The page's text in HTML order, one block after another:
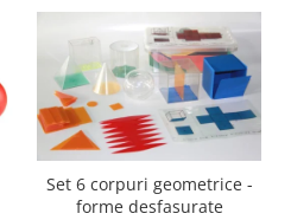
Set 6 corpuri geometrice -
forme desfasurate